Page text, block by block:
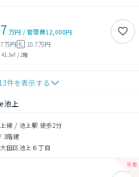
万円 /管理費12,000円
万円 礼 18.7万円
41.3㎡ / 2階
件を表示する
池上
線 / 池上駅 徒歩2分
/ 3階建
田区池上６丁目